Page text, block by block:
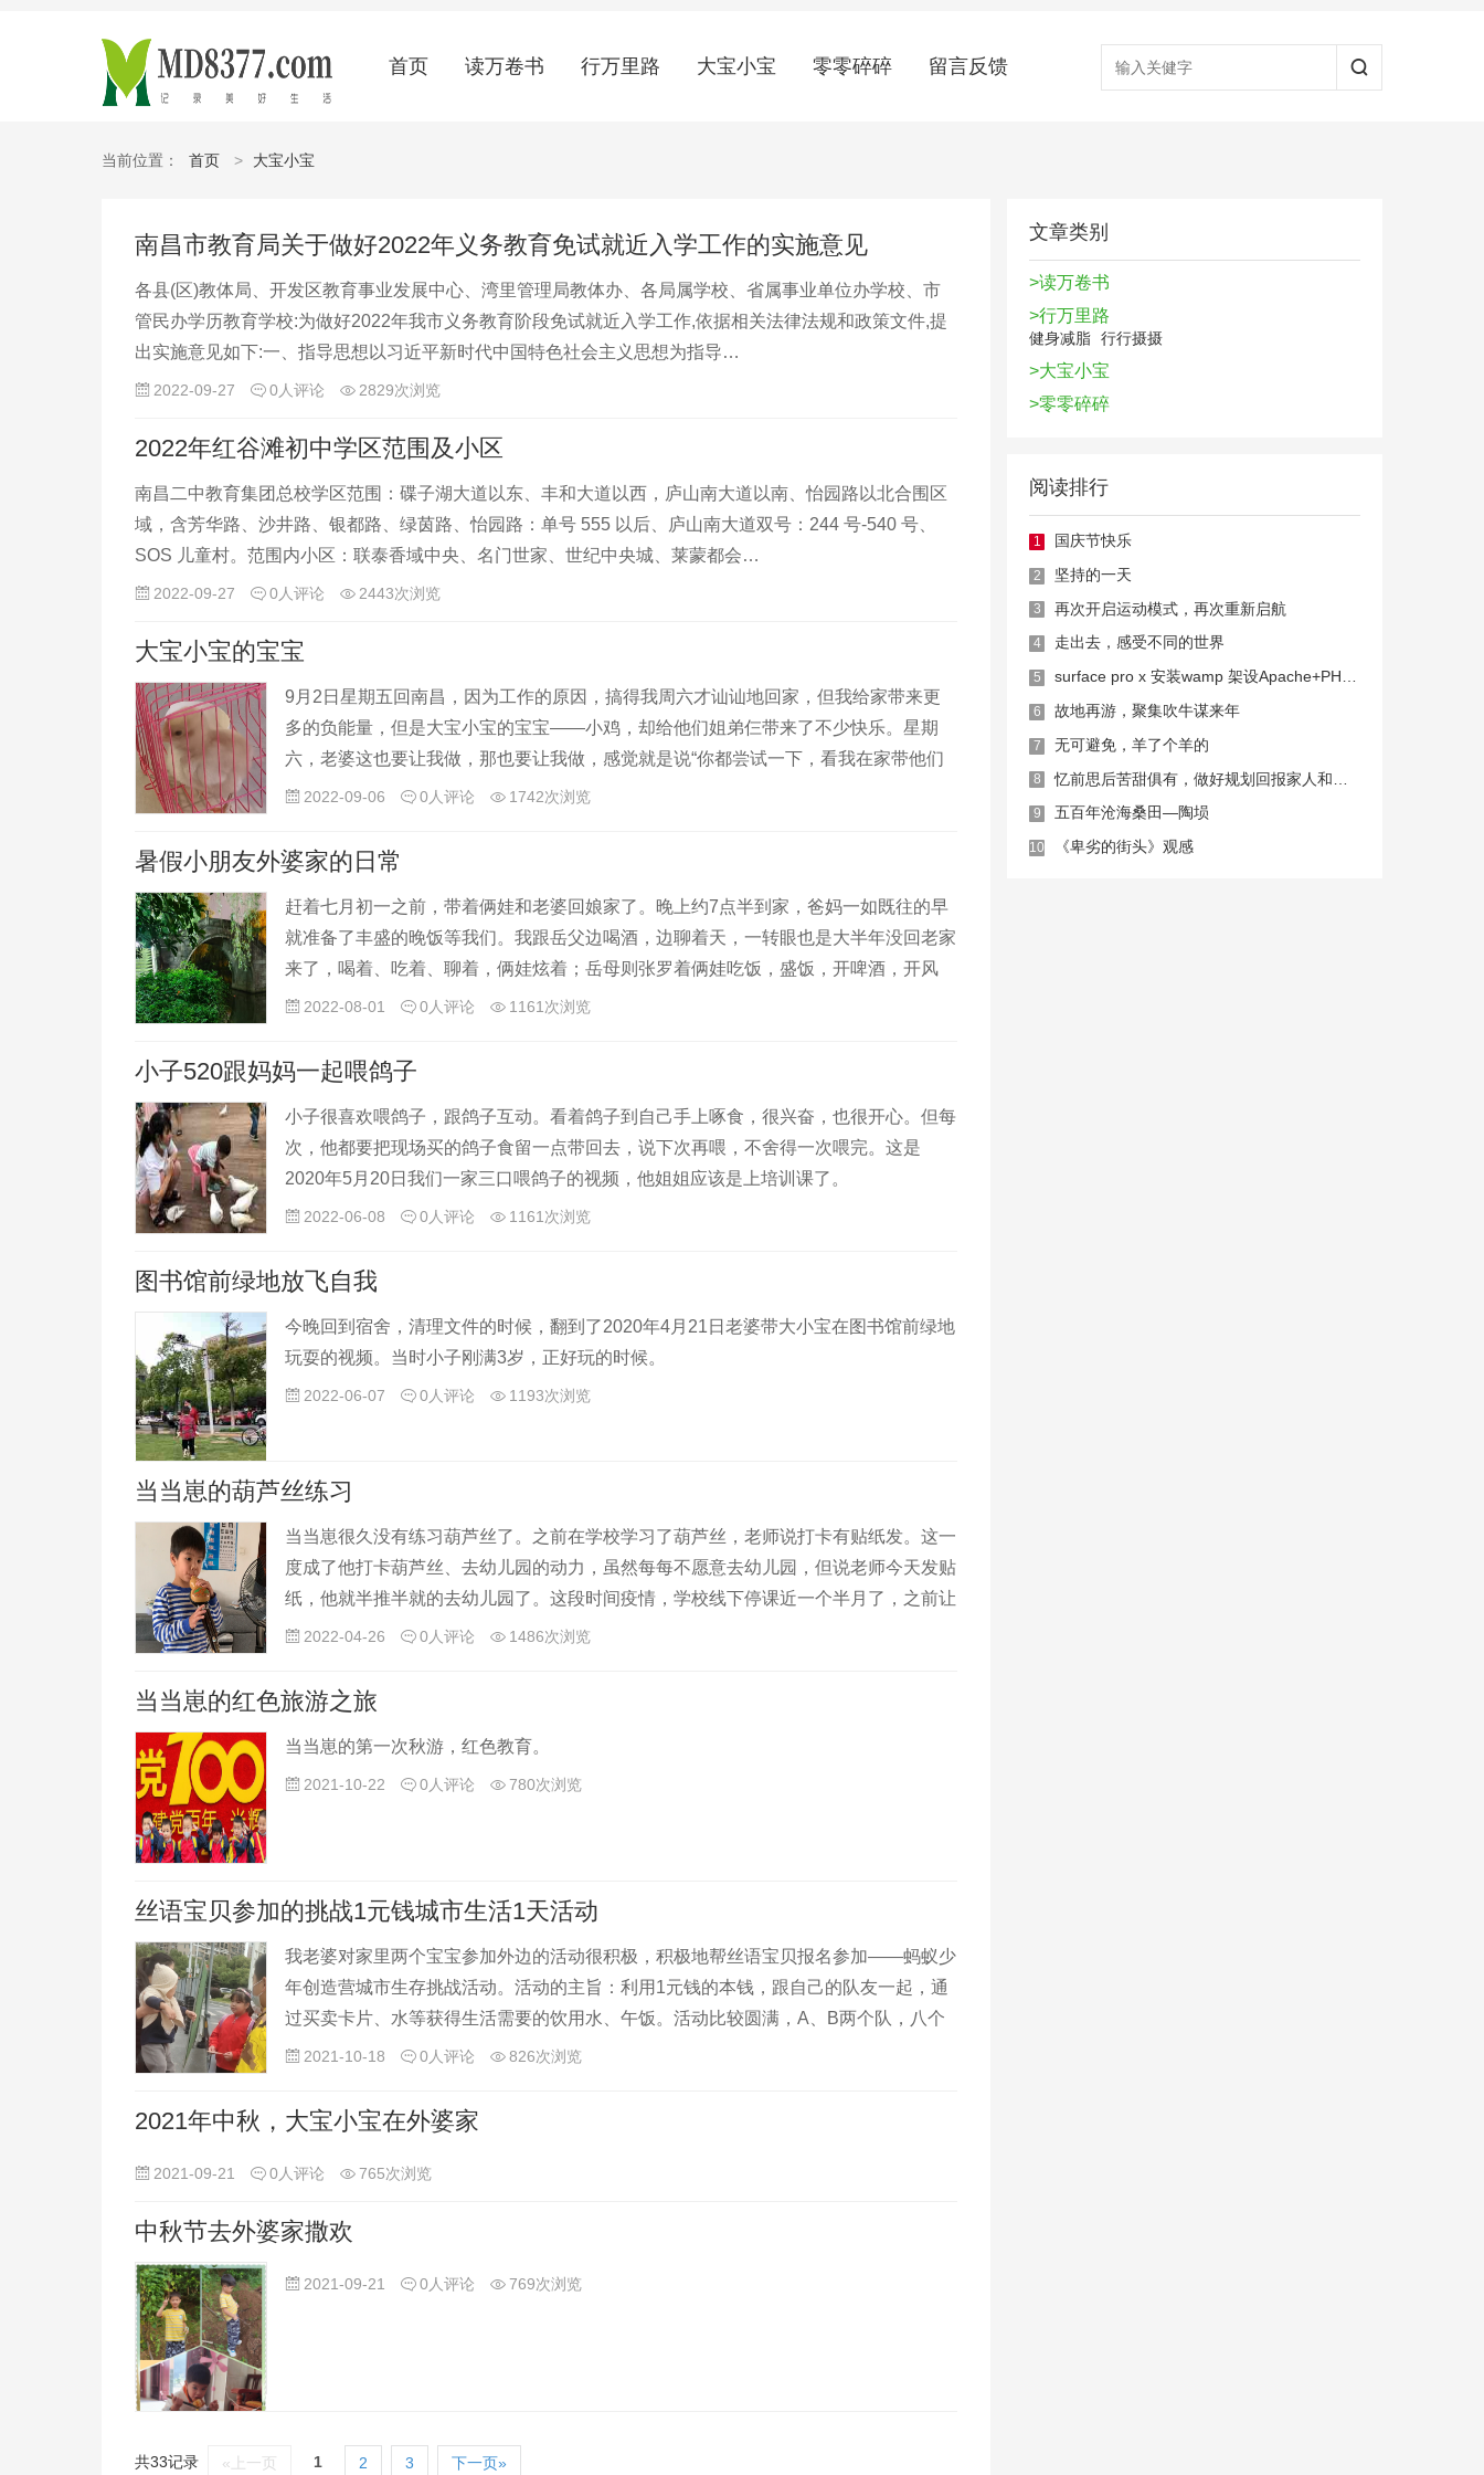
首页 读万卷书 行万里路 大宝小宝 零零碎碎 留言反馈
当前位置： 首页 > 大宝小宝
文章类别
>读万卷书
>行万里路
健身减脂 行行摄摄
>大宝小宝
>零零碎碎
阅读排行
1 国庆节快乐
2 坚持的一天
3 再次开启运动模式，再次重新启航
4 走出去，感受不同的世界
5 surface pro x 安装wamp 架设Apache+PHP环境
6 故地再游，聚集吹牛谋来年
7 无可避免，羊了个羊的
8 忆前思后苦甜俱有，做好规划回报家人和自己
9 五百年沧海桑田—陶埙
10 《卑劣的街头》观感
南昌市教育局关于做好2022年义务教育免试就近入学工作的实施意见
各县(区)教体局、开发区教育事业发展中心、湾里管理局教体办、各局属学校、省属事业单位办学校、市
管民办学历教育学校:为做好2022年我市义务教育阶段免试就近入学工作,依据相关法律法规和政策文件,提
出实施意见如下:一、指导思想以习近平新时代中国特色社会主义思想为指导…
2022-09-27 0人评论 2829次浏览
2022年红谷滩初中学区范围及小区
南昌二中教育集团总校学区范围：碟子湖大道以东、丰和大道以西，庐山南大道以南、怡园路以北合围区
域，含芳华路、沙井路、银都路、绿茵路、怡园路：单号 555 以后、庐山南大道双号：244 号-540 号、
SOS 儿童村。范围内小区：联泰香域中央、名门世家、世纪中央城、莱蒙都会…
2022-09-27 0人评论 2443次浏览
大宝小宝的宝宝
9月2日星期五回南昌，因为工作的原因，搞得我周六才讪讪地回家，但我给家带来更
多的负能量，但是大宝小宝的宝宝——小鸡，却给他们姐弟仨带来了不少快乐。星期
六，老婆这也要让我做，那也要让我做，感觉就是说“你都尝试一下，看我在家带他们
两个多累……”。其实我内心深…
2022-09-06 0人评论 1742次浏览
暑假小朋友外婆家的日常
赶着七月初一之前，带着俩娃和老婆回娘家了。晚上约7点半到家，爸妈一如既往的早
就准备了丰盛的晚饭等我们。我跟岳父边喝酒，边聊着天，一转眼也是大半年没回老家
来了，喝着、吃着、聊着，俩娃炫着；岳母则张罗着俩娃吃饭，盛饭，开啤酒，开风
扇……其实要追求怎样的生活…
2022-08-01 0人评论 1161次浏览
小子520跟妈妈一起喂鸽子
小子很喜欢喂鸽子，跟鸽子互动。看着鸽子到自己手上啄食，很兴奋，也很开心。但每
次，他都要把现场买的鸽子食留一点带回去，说下次再喂，不舍得一次喂完。这是
2020年5月20日我们一家三口喂鸽子的视频，他姐姐应该是上培训课了。
2022-06-08 0人评论 1161次浏览
图书馆前绿地放飞自我
今晚回到宿舍，清理文件的时候，翻到了2020年4月21日老婆带大小宝在图书馆前绿地
玩耍的视频。当时小子刚满3岁，正好玩的时候。
2022-06-07 0人评论 1193次浏览
当当崽的葫芦丝练习
当当崽很久没有练习葫芦丝了。之前在学校学习了葫芦丝，老师说打卡有贴纸发。这一
度成了他打卡葫芦丝、去幼儿园的动力，虽然每每不愿意去幼儿园，但说老师今天发贴
纸，他就半推半就的去幼儿园了。这段时间疫情，学校线下停课近一个半月了，之前让
他打卡练习，他都不愿意。…
2022-04-26 0人评论 1486次浏览
当当崽的红色旅游之旅
当当崽的第一次秋游，红色教育。
2021-10-22 0人评论 780次浏览
丝语宝贝参加的挑战1元钱城市生活1天活动
我老婆对家里两个宝宝参加外边的活动很积极，积极地帮丝语宝贝报名参加——蚂蚁少
年创造营城市生存挑战活动。活动的主旨：利用1元钱的本钱，跟自己的队友一起，通
过买卖卡片、水等获得生活需要的饮用水、午饭。活动比较圆满，A、B两个队，八个
组中她们小组获得了第一名的…
2021-10-18 0人评论 826次浏览
2021年中秋，大宝小宝在外婆家
2021-09-21 0人评论 765次浏览
中秋节去外婆家撒欢
2021-09-21 0人评论 769次浏览
共33记录 «上一页 1 2 3 下一页»